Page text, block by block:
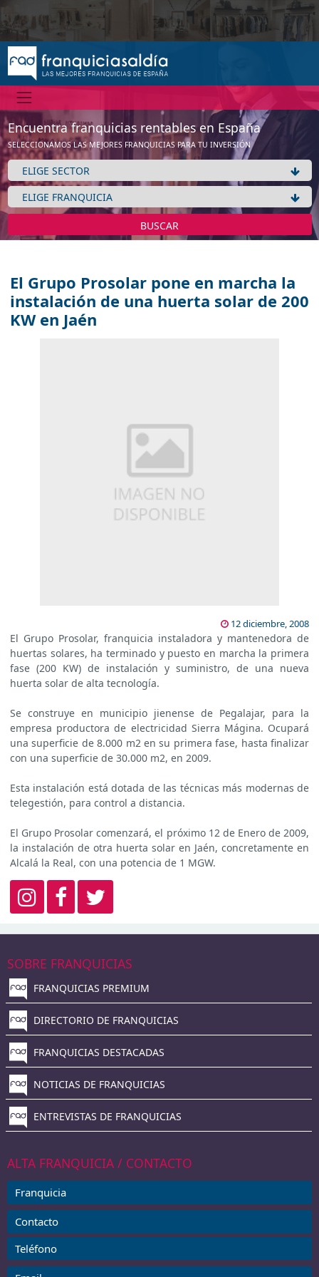
Encuentra franquicias rentables en España
SELECCIONAMOS LAS MEJORES FRANQUICIAS PARA TU INVERSIÓN
BUSCAR
El Grupo Prosolar pone en marcha la
instalación de una huerta solar de 200
KW en Jaén
12 diciembre, 2008
El Grupo Prosolar, franquicia instaladora y mantenedora de
huertas solares, ha terminado y puesto en marcha la primera
fase (200 KW) de instalación y suministro, de una nueva
huerta solar de alta tecnología.
Se construye en municipio jienense de Pegalajar, para la
empresa productora de electricidad Sierra Mágina. Ocupará
una superficie de 8.000 m2 en su primera fase, hasta finalizar
con una superficie de 30.000 m2, en 2009.
Esta instalación está dotada de las técnicas más modernas de
telegestión, para control a distancia.
El Grupo Prosolar comenzará, el próximo 12 de Enero de 2009,
la instalación de otra huerta solar en Jaén, concretamente en
Alcalá la Real, con una potencia de 1 MGW.
SOBRE FRANQUICIAS
FRANQUICIAS PREMIUM
DIRECTORIO DE FRANQUICIAS
FRANQUICIAS DESTACADAS
NOTICIAS DE FRANQUICIAS
ENTREVISTAS DE FRANQUICIAS
ALTA FRANQUICIA / CONTACTO